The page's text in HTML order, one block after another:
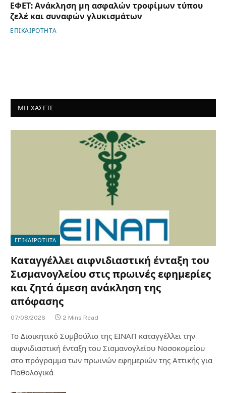
ΕΦΕΤ: Ανάκληση μη ασφαλών τροφίμων τύπου
ζελέ και συναφών γλυκισμάτων
ΕΠΙΚΑΙΡΟΤΗΤΑ
ΜΗ ΧΑΣΕΤΕ
ΕΠΙΚΑΙΡΟΤΗΤΑ
Καταγγέλλει αιφνιδιαστική ένταξη του
Σισμανογλείου στις πρωινές εφημερίες
και ζητά άμεση ανάκληση της
απόφασης
07/08/2026 2 Mins Read
Το Διοικητικό Συμβούλιο της ΕΙΝΑΠ καταγγέλλει την
αιφνιδιαστική ένταξη του Σισμανογλείου Νοσοκομείου
στο πρόγραμμα των πρωινών εφημεριών της Αττικής για
Παθολογικά